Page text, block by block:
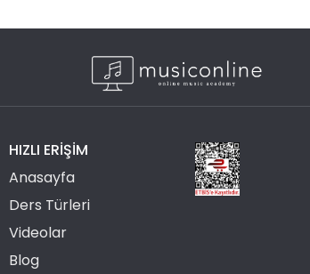
HIZLI ERIŞIM
Anasayfa
Ders Türleri
Videolar
Blog